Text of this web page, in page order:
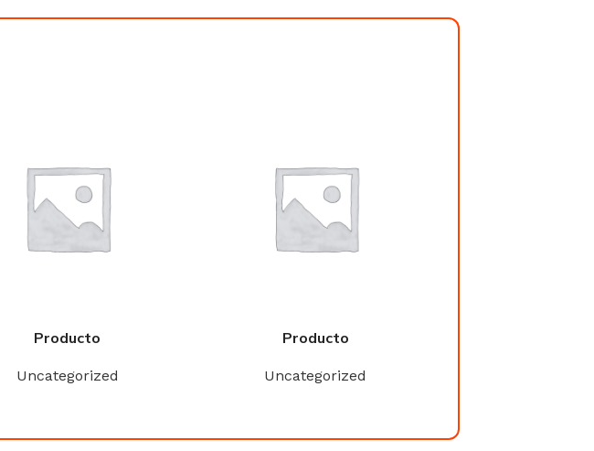
Producto
Uncategorized
Producto
Uncategorized